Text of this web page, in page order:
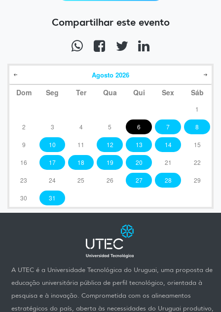
Agosto 2026
Dom Seg Ter Qua Qui Sex Sáb
1
2 3 4 5 6 7 8
9 10 11 12 13 14 15
16 17 18 19 20 21 22
23 24 25 26 27 28 29
30 31
Compartilhar este evento
A UTEC é a Universidade Tecnológica do Uruguai, uma proposta de
educação universitária pública de perfil tecnológico, orientada à
pesquisa e à inovação. Comprometida com os alineamentos
estratégicos do país, aberta às necessidades do Uruguai produtivo,